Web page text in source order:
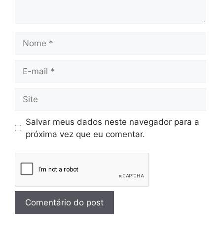
Salvar meus dados neste navegador para a
próxima vez que eu comentar.